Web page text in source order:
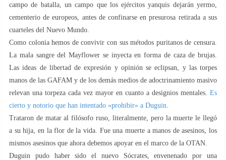
campo de batalla, un campo que los ejércitos yanquis dejarán yermo,
cementerio de europeos, antes de confinarse en presurosa retirada a sus
cuarteles del Nuevo Mundo.
Como colonia hemos de convivir con sus métodos puritanos de censura.
La mala sangre del Mayflower se inyecta en forma de caza de brujas.
Las ideas de libertad de expresión y opinión se eclipsan, y las torpes
manos de las GAFAM y de los demás medios de adoctrinamiento masivo
relevan una torpeza cada vez mayor en cuanto a designios mentales. Es
cierto y notorio que han intentado «prohibir» a Duguin
Trataron de matar al filósofo ruso, literalmente, pero la muerte le llegó
a su hija, en la flor de la vida. Fue una muerte a manos de asesinos, los
mismos asesinos que ahora debemos apoyar en el marco de la OTAN.
Duguin pudo haber sido el nuevo Sócrates, envenenado por una